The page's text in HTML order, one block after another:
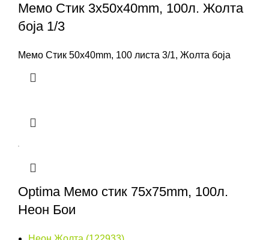
Мемо Стик 3x50x40mm, 100л. Жолта
боја 1/3
Мемо Стик 50x40mm, 100 листа 3/1, Жолта боја
Optima Мемо стик 75x75mm, 100л.
Неон Бои